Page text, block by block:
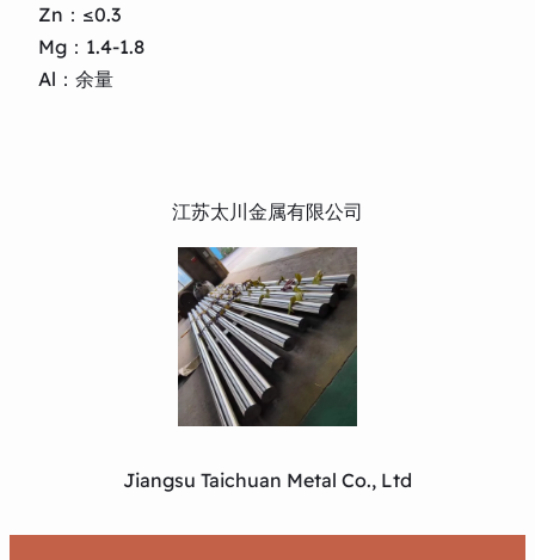
Zn：≤0.3
Mg：1.4-1.8
Al：余量
江苏太川金属有限公司
Jiangsu Taichuan Metal Co., Ltd